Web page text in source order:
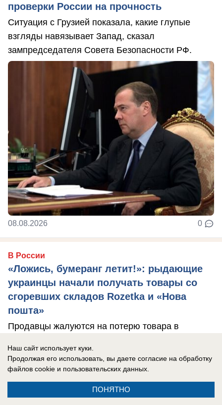
проверки России на прочность
Ситуация с Грузией показала, какие глупые
взгляды навязывает Запад, сказал
зампредседателя Совета Безопасности РФ.
08.08.2026 0
В России
«Ложись, бумеранг летит!»: рыдающие
украинцы начали получать товары со
сгоревших складов Rozetka и «Нова
пошта»
Продавцы жалуются на потерю товара в
компенсация такая, что в результате люди
остаются ...
Наш сайт использует куки.
Продолжая его использовать, вы даете согласие на обработку
файлов cookie и пользовательских данных.
ПОНЯТНО